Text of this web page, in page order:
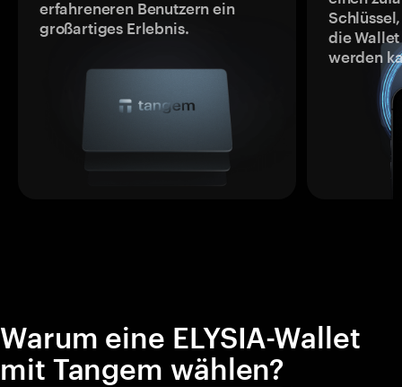
erfahreneren Benutzern ein
großartiges Erlebnis.
die
werden
Warum eine ELYSIA-Wallet
mit Tangem wählen?